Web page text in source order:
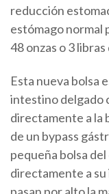
reducción
estómago normal
48 onzas o 3
Esta nueva bolsa
intestino delgado
directamente a la
de un bypass
pequeña bolsa
directamente a